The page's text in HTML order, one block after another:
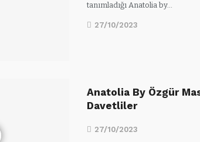
tanımladığı Anatolia by…
27/10/2023
Anatolia By Özgür
Davetliler
27/10/2023